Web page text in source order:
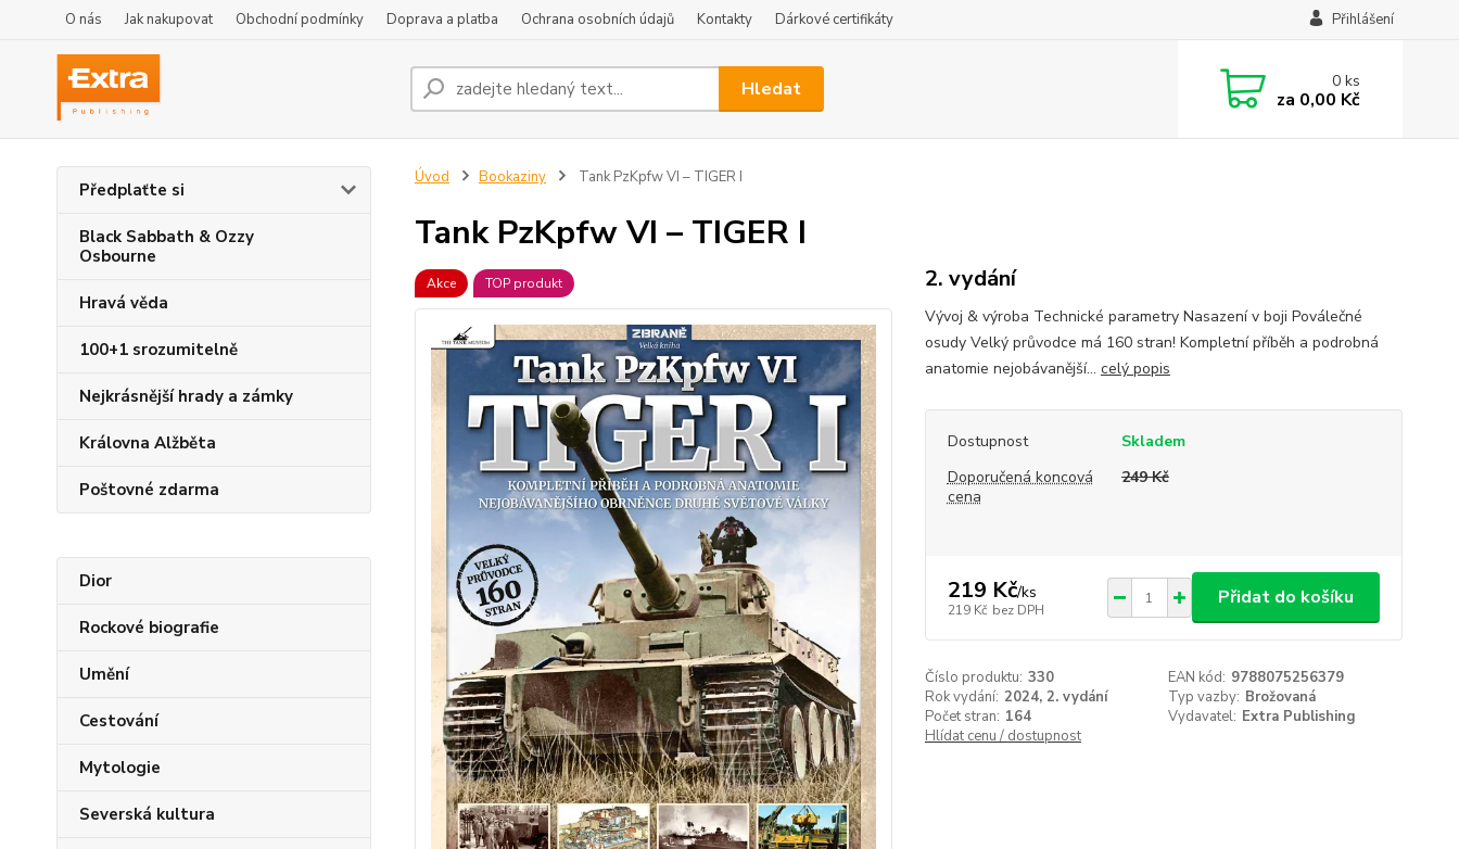
O nás Jak nakupovat Obchodní podmínky Doprava a platba Ochrana osobních údajů Kontakty Dárkové certifikáty Přihlášení
Hledat 0ks
za 0,00 Kč
Předplaťte si
Black Sabbath & Ozzy
Osbourne
Hravá věda
100+1 srozumitelně
Nejkrásnější hrady a zámky
Královna Alžběta
Poštovné zdarma
Dior
Rockové biografie
Umění
Cestování
Mytologie
Severská kultura
Úvod Bookaziny Tank PzKpfw VI – TIGER I
Tank PzKpfw VI – TIGER I
Akce TOP produkt 2. vydání
Vývoj & výroba Technické parametry Nasazení v boji Poválečné
osudy Velký průvodce má 160 stran! Kompletní příběh a podrobná
anatomie nejobávanější... celý popis
Dostupnost
Skladem
Doporučená koncová
cena
249 Kč
219 Kč/ks
219 Kč bez DPH
Přidat do košíku
Číslo produktu: 330 EAN kód: 9788075256379
Rok vydání: 2024, 2. vydání Typ vazby: Brožovaná
Počet stran: 164 Vydavatel: Extra Publishing
Hlídat cenu / dostupnost